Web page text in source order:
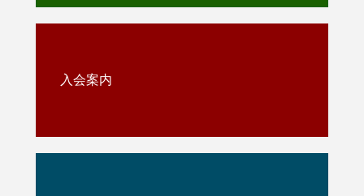
入会案内